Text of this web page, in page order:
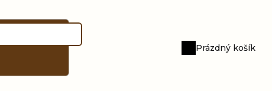
Nákupní
Prázdný košík